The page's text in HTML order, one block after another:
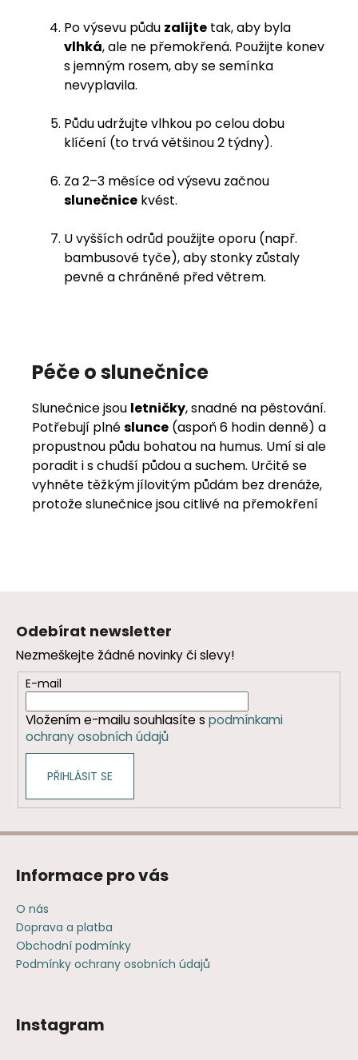
Po výsevu půdu zalijte tak, aby byla
vlhká, ale ne přemokřená. Použijte konev
s jemným rosem, aby se semínka
nevyplavila.
Půdu udržujte vlhkou po celou dobu
klíčení (to trvá většinou 2 týdny).
Za 2–3 měsíce od výsevu začnou
slunečnice kvést.
U vyšších odrůd použijte oporu (např.
bambusové tyče), aby stonky zůstaly
pevné a chráněné před větrem.
Péče o slunečnice
Slunečnice jsou letničky, snadné na pěstování.
Potřebují plnéslunce (aspoň 6 hodin denně) a
propustnou půdu bohatou na humus. Umí si ale
poradit i s chudší půdou a suchem. Určitě se
vyhněte těžkým jílovitým půdám bez drenáže,
protože slunečnice jsou citlivé na přemokření
Odebírat newsletter
Nezmeškejte žádné novinky či slevy!
E-mail
Vložením e-mailu souhlasíte s podmínkami
ochrany osobních údajů
PŘIHLÁSIT SE
Informace pro vás
O nás
Doprava a platba
Obchodní podmínky
Podmínky ochrany osobních údajů
Instagram